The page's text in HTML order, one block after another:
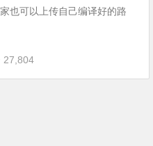
也可以上传自己编译好的路
27,804